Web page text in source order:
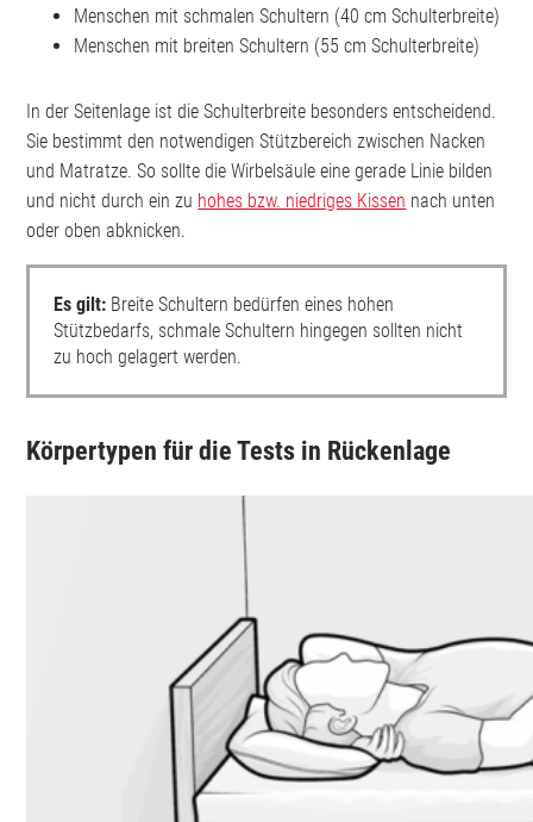
Menschen mit schmalen Schultern (40 cm Schulterbreite)
Menschen mit breiten Schultern (55 cm Schulterbreite)
In der Seitenlage ist die Schulterbreite besonders entscheidend.
Sie bestimmt den notwendigen Stützbereich zwischen Nacken
und Matratze. So sollte die Wirbelsäule eine gerade Linie bilden
und nicht durch ein zu hohes bzw. niedriges Kissen nach unten
oder oben abknicken.
Es gilt: Breite Schultern bedürfen eines hohen
Stützbedarfs, schmale Schultern hingegen sollten nicht
zu hoch gelagert werden.
Körpertypen für die Tests in Rückenlage